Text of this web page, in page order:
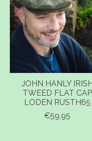
JOHN HANLY
TWEED FLAT CAP
LODEN RUSTH65
€59,95